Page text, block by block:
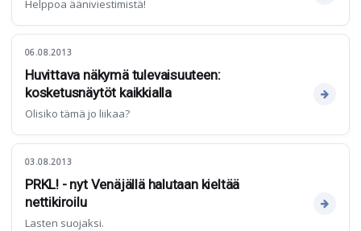
Helppoa ääniviestimistä!
06.08.2013
Huvittava näkymä tulevaisuuteen:
kosketusnäytöt kaikkialla
Olisiko tämä jo liikaa?
03.08.2013
PRKL! - nyt Venäjällä halutaan kieltää
nettikiroilu
Lasten suojaksi.